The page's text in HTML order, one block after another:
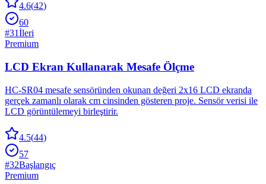
4.6(42)
60
#31İleri
Premium
LCD Ekran Kullanarak Mesafe Ölçme
HC-SR04 mesafe sensöründen okunan değeri 2x16 LCD ekranda
gerçek zamanlı olarak cm cinsinden gösteren proje. Sensör verisi ile
LCD görüntülemeyi birleştirir.
4.5(44)
57
#32Başlangıç
Premium